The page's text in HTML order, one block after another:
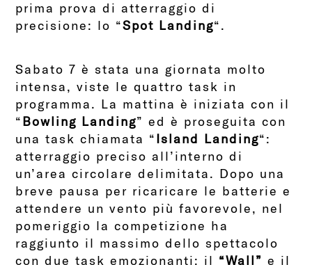
prima prova di atterraggio di
precisione: lo “Spot Landing“.
Sabato 7 è stata una giornata molto
intensa, viste le quattro task in
programma. La mattina è iniziata con il
“ Bowling Landing” ed è proseguita con
una task chiamata “ Island Landing“:
atterraggio preciso all’interno di
un’area circolare delimitata. Dopo una
breve pausa per ricaricare le batterie e
attendere un vento più favorevole, nel
pomeriggio la competizione ha
raggiunto il massimo dello spettacolo
con due task emozionanti: il “Wall” e il